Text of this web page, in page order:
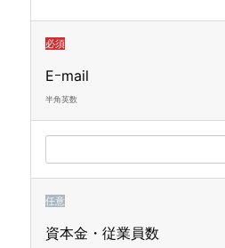
必須
Eｰmail
半角英数
任意
資本金・従業員数